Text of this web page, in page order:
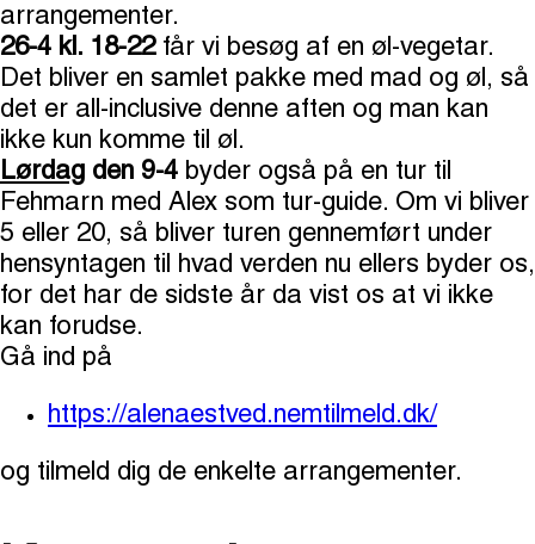
arrangementer.
26-4 kl. 18-22får vi besøg af en øl-vegetar.
Det bliver en samlet pakke med mad og øl, så
det er all-inclusive denne aften og man kan
ikke kun komme til øl.
Lørdag den 9-4 byder også på en tur til
Fehmarn med Alex som tur-guide. Om vi bliver
5 eller 20, så bliver turen gennemført under
hensyntagen til hvad verden nu ellers byder os,
for det har de sidste år da vist os at vi ikke
kan forudse.
Gå ind på
https://alenaestved.nemtilmeld.dk/
og tilmeld dig de enkelte arrangementer.